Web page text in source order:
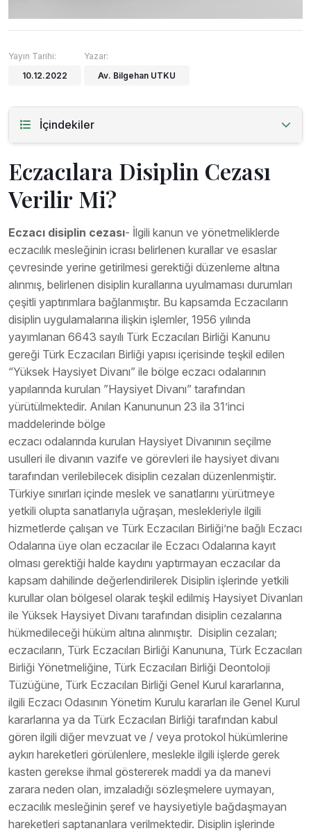
Yayın Tarihi:
10.12.2022
Yazar:
Av. Bilgehan UTKU
İçindekiler
Eczacılara Disiplin Cezası
Verilir Mi?
Eczacı disiplin cezası- İlgili kanun ve yönetmeliklerde
eczacılık mesleğinin icrası belirlenen kurallar ve esaslar
çevresinde yerine getirilmesi gerektiği düzenleme altına
alınmış, belirlenen disiplin kurallarına uyulmaması durumları
çeşitli yaptırımlara bağlanmıştır. Bu kapsamda Eczacıların
disiplin uygulamalarına ilişkin işlemler, 1956 yılında
yayımlanan 6643 sayılı Türk Eczacıları Birliği Kanunu
gereği Türk Eczacıları Birliği yapısı içerisinde teşkil edilen
“Yüksek Haysiyet Divanı” ile bölge eczacı odalarının
yapılarında kurulan ”Haysiyet Divanı” tarafından
yürütülmektedir. Anılan Kanununun 23 ila 31’inci
maddelerinde bölge
eczacı odalarında kurulan Haysiyet Divanının seçilme
usulleri ile divanın vazife ve görevleri ile haysiyet divanı
tarafından verilebilecek disiplin cezaları düzenlenmiştir.
Türkiye sınırları içinde meslek ve sanatlarını yürütmeye
yetkili olupta sanatlarıyla uğraşan, meslekleriyle ilgili
hizmetlerde çalışan ve Türk Eczacıları Birliği’ne bağlı Eczacı
Odalarına üye olan eczacılar ile Eczacı Odalarına kayıt
olması gerektiği halde kaydını yaptırmayan eczacılar da
kapsam dahilinde değerlendirilerek Disiplin işlerinde yetkili
kurullar olan bölgesel olarak teşkil edilmiş Haysiyet Divanları
ile Yüksek Haysiyet Divanı tarafından disiplin cezalarına
hükmedileceği hüküm altına alınmıştır. Disiplin cezaları;
eczacıların, Türk Eczacıları Birliği Kanununa, Türk Eczacıları
Birliği Yönetmeliğine, Türk Eczacıları Birliği Deontoloji
Tüzüğüne, Türk Eczacıları Birliği Genel Kurul kararlarına,
ilgili Eczacı Odasının Yönetim Kurulu kararları ile Genel Kurul
kararlarına ya da Türk Eczacıları Birliği tarafından kabul
gören ilgili diğer mevzuat ve / veya protokol hükümlerine
aykırı hareketleri görülenlere, meslekle ilgili işlerde gerek
kasten gerekse ihmal göstererek maddi ya da manevi
zarara neden olan, imzaladığı sözleşmelere uymayan,
eczacılık mesleğinin şeref ve haysiyetiyle bağdaşmayan
hareketleri saptananlara verilmektedir. Disiplin işlerinde